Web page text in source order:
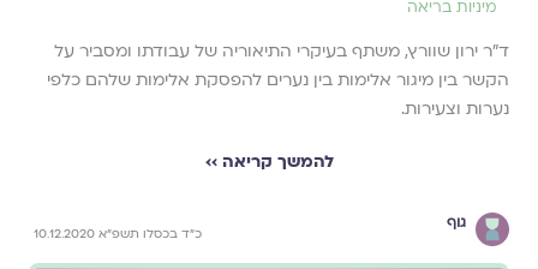
מיניות בריאה
ד"ר ירון שוורץ, משתף בעיקרי התיאוריה של עבודתו ומסביר על
הקשר בין מיגור אלימות בין נערים להפסקת אלימות שלהם כלפי
נערות וצעירות.
להמשך קריאה ››
גוף
כ״ד בכסלו תשפ״א 10.12.2020